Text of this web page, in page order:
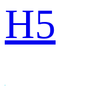
H5